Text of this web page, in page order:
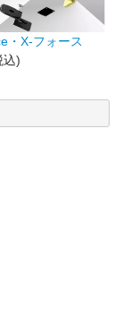
・X-フォース
込)